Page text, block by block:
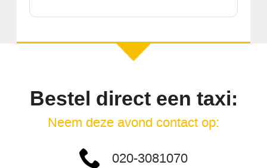
Bestel direct een taxi:
Neem deze avond contact op:
020-3081070